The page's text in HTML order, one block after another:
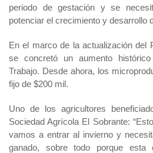
periodo de gestación y se
potenciar el crecimiento y desarrollo
En el marco de la actualización del
se concretó un aumento
Trabajo. Desde ahora, los
fijo de $200 mil.
Uno de los agricultores
Sociedad Agrícola El Sobrante:
vamos a entrar al invierno y
ganado,
sobre todo porque